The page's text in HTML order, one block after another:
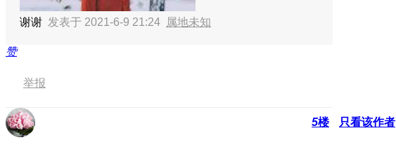
谢谢 发表于 2021-6-9 21:24 属地未知
赞
举报
5楼 只看该作者